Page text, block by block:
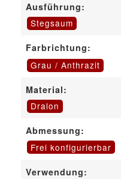
Ausführung:
Stegsaum
Farbrichtung:
Grau / Anthrazit
Material:
Dralon
Abmessung:
Frei konfigurierbar
Verwendung: